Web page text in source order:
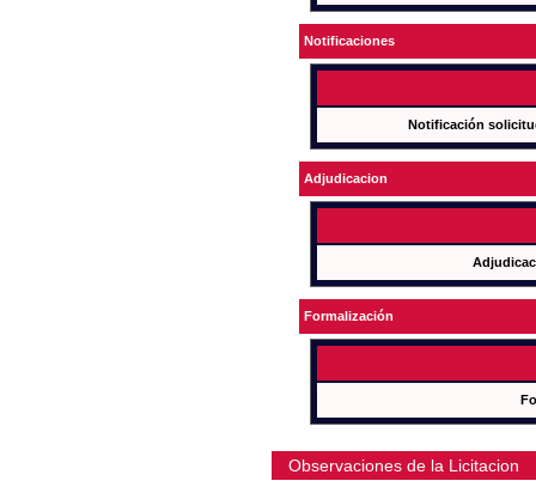
Notificaciones
Notificación
Adjudicacion
Formalización
Observaciones de la Licitacion